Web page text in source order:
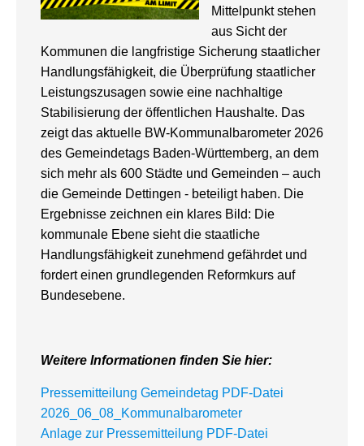
Mittelpunkt stehen
aus Sicht der
Kommunen die langfristige Sicherung staatlicher
Handlungsfähigkeit, die Überprüfung staatlicher
Leistungszusagen sowie eine nachhaltige
Stabilisierung der öffentlichen Haushalte. Das
zeigt das aktuelle BW-Kommunalbarometer 2026
des Gemeindetags Baden-Württemberg, an dem
sich mehr als 600 Städte und Gemeinden – auch
die Gemeinde Dettingen - beteiligt haben. Die
Ergebnisse zeichnen ein klares Bild: Die
kommunale Ebene sieht die staatliche
Handlungsfähigkeit zunehmend gefährdet und
fordert einen grundlegenden Reformkurs auf
Bundesebene.
Weitere Informationen finden Sie hier:
Pressemitteilung Gemeindetag PDF-Datei
2026_06_08_Kommunalbarometer
Anlage zur Pressemitteilung PDF-Datei